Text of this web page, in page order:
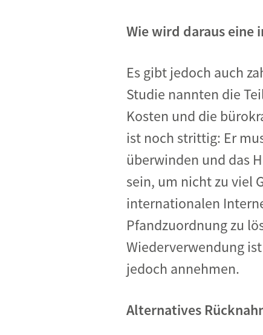
Wie wird daraus eine
Es gibt jedoch auch
Studie nannten die
Kosten und die
ist noch strittig: Er
überwinden und das
sein, um nicht zu viel
internationalen
Pfandzuordnung zu
Wiederverwendung
jedoch annehmen.
Alternatives